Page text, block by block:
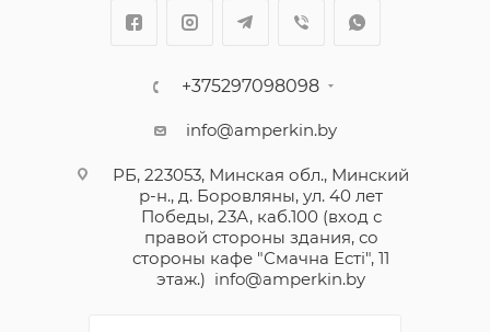
+375297098098
info@amperkin.by
РБ, 223053, Минская обл., Минский
р-н., д. Боровляны, ул. 40 лет
Победы, 23А, каб.100 (вход с
правой стороны здания, со
стороны кафе "Смачна Естi", 11
этаж.) info@amperkin.by